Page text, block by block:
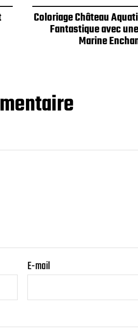
Coloriage Château
Fantastique avec
Marine
E-mail